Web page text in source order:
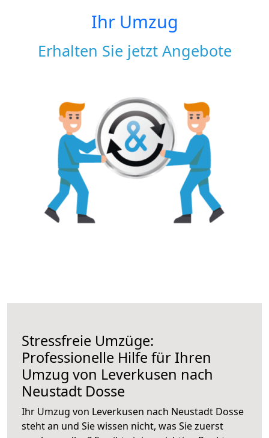
Ihr Umzug
Erhalten Sie jetzt Angebote
Stressfreie Umzüge:
Professionelle Hilfe für Ihren
Umzug von Leverkusen nach
Neustadt Dosse
Ihr Umzug von Leverkusen nach Neustadt Dosse
steht an und Sie wissen nicht, was Sie zuerst